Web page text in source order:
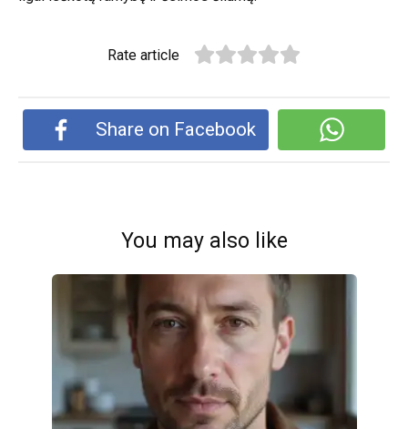
Rate article
Share on Facebook
You may also like